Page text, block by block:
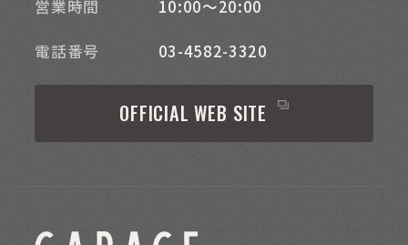
営業時間 10:00～20:00
電話番号 03-4582-3320
OFFICIAL WEB SITE